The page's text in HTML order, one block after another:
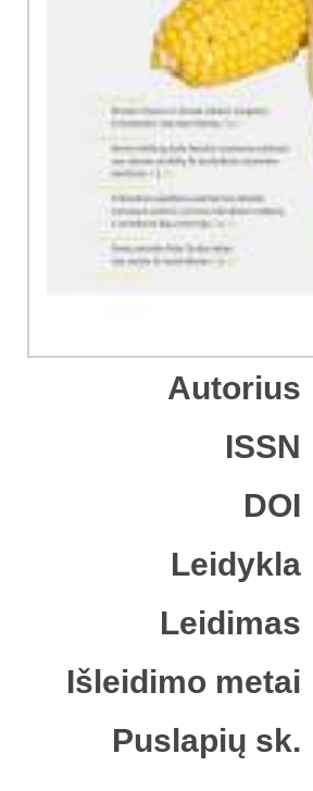
Autorius
ISSN
DOI
Leidykla
Leidimas
Išleidimo metai
Puslapių sk.